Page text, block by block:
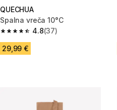
QUECHUA
Spalna vreča 10°C
4.8
4.8 od 5 zvezdic from 37 ocene
(37)
29,99 €